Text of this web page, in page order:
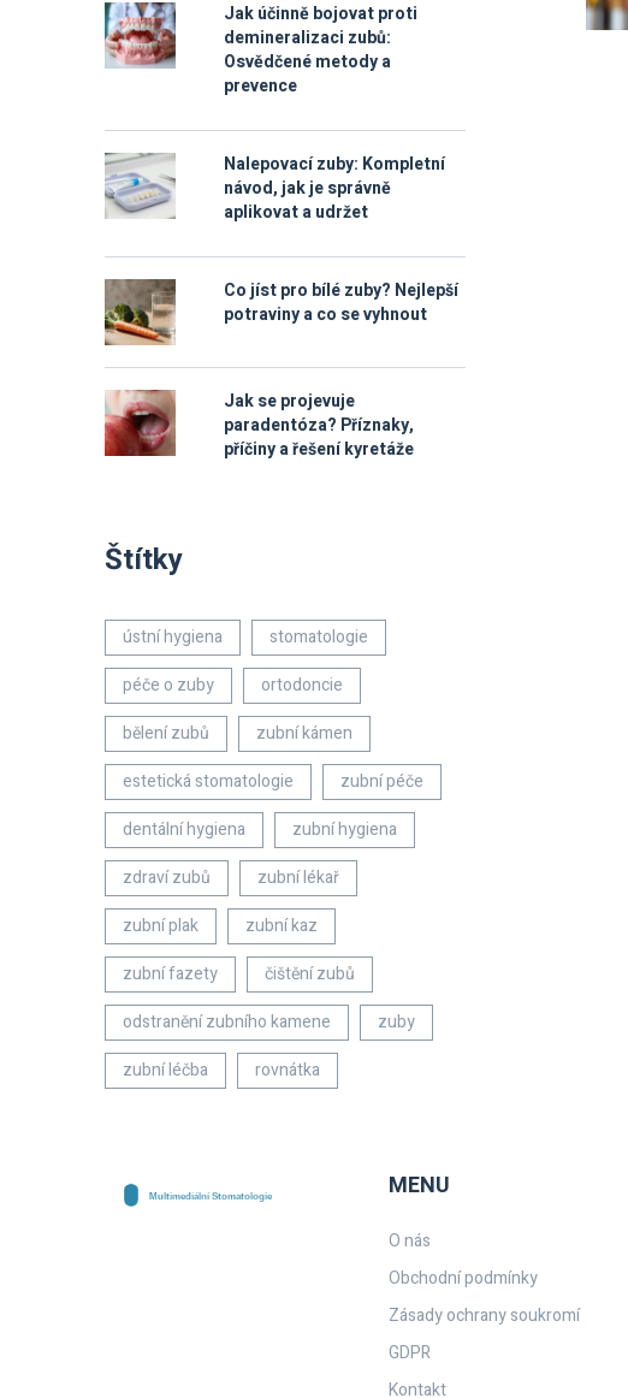
Jak účinně bojovat proti
demineralizaci zubů:
Osvědčené metody a
prevence
Nalepovací zuby: Kompletní
návod, jak je správně
aplikovat a udržet
Co jíst pro bílé zuby? Nejlepší
potraviny a co se vyhnout
Jak se projevuje
paradentóza? Příznaky,
příčiny a řešení kyretáže
Štítky
ústní hygiena
stomatologie
péče o zuby
ortodoncie
bělení zubů
zubní kámen
estetická stomatologie
zubní péče
dentální hygiena
zubní hygiena
zdraví zubů
zubní lékař
zubní plak
zubní kaz
zubní fazety
čištění zubů
odstranění zubního kamene
zuby
zubní léčba
rovnátka
MENU
O nás
Obchodní podmínky
Zásady ochrany soukromí
GDPR
Kontakt